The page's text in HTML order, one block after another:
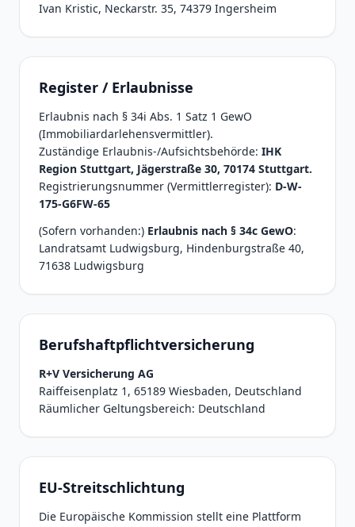
Ivan Kristic, Neckarstr. 35, 74379 Ingersheim
Register / Erlaubnisse
Erlaubnis nach § 34i Abs. 1 Satz 1 GewO
(Immobiliardarlehensvermittler).
Zuständige Erlaubnis-/Aufsichtsbehörde: IHK
Region Stuttgart, Jägerstraße 30, 70174 Stuttgart.
Registrierungsnummer (Vermittlerregister): D-W-
175-G6FW-65
(Sofern vorhanden:) Erlaubnis nach § 34c GewO:
Landratsamt Ludwigsburg, Hindenburgstraße 40,
71638 Ludwigsburg
Berufshaftpflichtversicherung
R+V Versicherung AG
Raiffeisenplatz 1, 65189 Wiesbaden, Deutschland
Räumlicher Geltungsbereich: Deutschland
EU-Streitschlichtung
Die Europäische Kommission stellt eine Plattform